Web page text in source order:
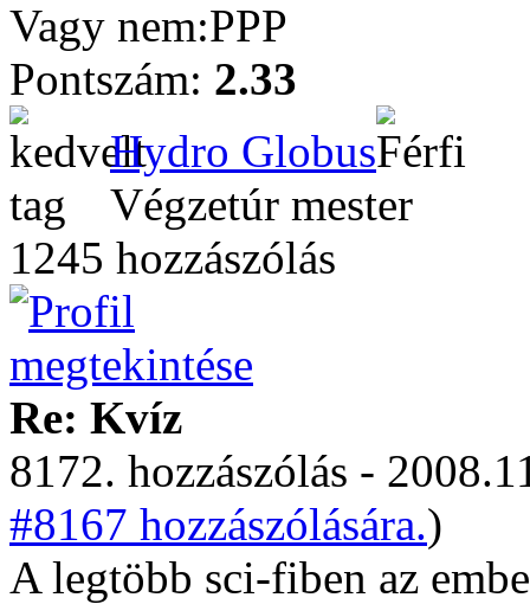
Vagy nem:PPP
Pontszám: 2.33
Hydro Globus
Végzetúr mester
1245 hozzászólás
Re: Kvíz
8172. hozzászólás -
#8167 hozzászólására.)
A legtöbb sci-fiben az